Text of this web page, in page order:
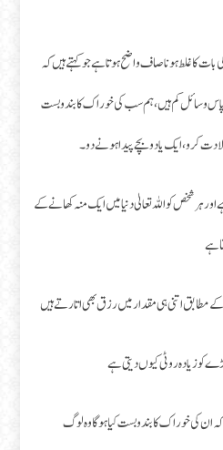
کا غلط ہونا صاف واضح ہوتا ہے جو کہتے ہیں کہ
وسائل کم ہیں، ہم سب کی خوراک کا بندوبست
کرو، ایک یا دو بچے پیدا ہونے دو ۔
ہر شخص کو اللہ تعالیٰ دنیا میں ایک منہ کھانے کے
ہے
مطابق اتنی ہی مقدار میں رزق بھی اتارتے ہیں
کو زیادہ روٹی کیوں دیتی ہے
ان کی خوراک کا بندوبست کیا ہوگا وہ لوگ